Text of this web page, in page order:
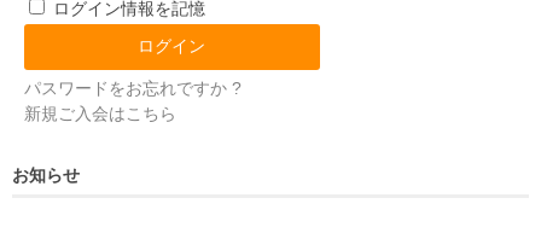
ログイン情報を記憶
パスワードをお忘れですか ?
新規ご入会はこちら
お知らせ